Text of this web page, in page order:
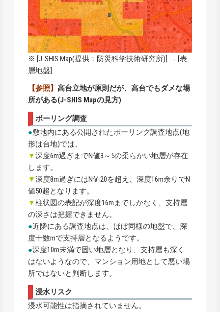
※ [J-SHIS Map(提供：防災科学技術研究所)] → [表
層地盤]
【参照】高台立地が原則だが、高台でもダメな場
所がある(J-SHIS Mapの見方)
ボーリング調査
●敷地内にある公開されたボーリング調査地点(地
形は台地)では、
▼深度6m過ぎまでN値3～5の柔らかい地層が存在
します。
▼深度8m過ぎにはN値20を超え、深度16m余りでN
値50超となります。
▼柱状図の表記が深度16mまでしかなく、支持層
の深さは把握できません。
●近隣にある調査地点は、ほぼ同様の地盤で、深
度十数mで支持層となるようです。
●深度10m未満で固い地層となり、支持層も深く
はないようなので、マンション用地として悪い場
所ではないと判断します。
浸水リスク
浸水可能性は指摘されていません。